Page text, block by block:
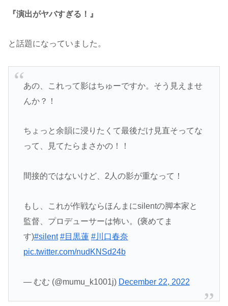
『演出がヤバすぎる！』
と話題になっていました。
あの、これって影はちゅーですか。そう見えませ
んか？！
ちょっと余韻に浸りたくて最後だけ見直そってな
って、見てたらまさかの！！
間接的ではないけど、2人の影が重なって！
もし、これが作戦ならほんまにsilentの脚本家と
監督、プロデューサーは怖い。(褒めてま
す)#silent #目黒蓮 #川口春奈
pic.twitter.com/nudKNSd24b
— むむ (@mumu_k1001j) December 22, 2022